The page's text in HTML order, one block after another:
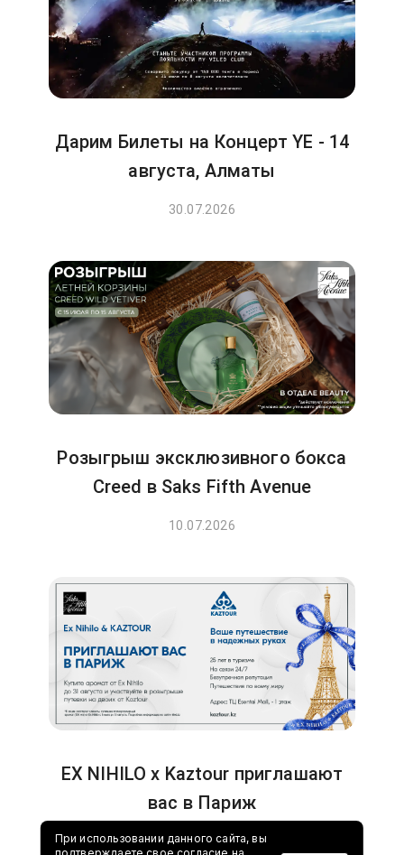
Дарим Билеты на Концерт YE - 14
августа, Алматы
30.07.2026
Розыгрыш эксклюзивного бокса
Creed в Saks Fifth Avenue
10.07.2026
EX NIHILO x Kaztour приглашают
вас в Париж
24.06.2026
При использовании данного сайта, вы